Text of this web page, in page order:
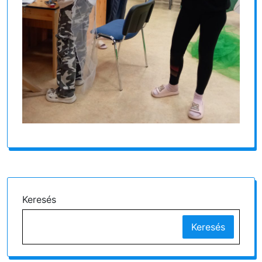
Keresés
Keresés